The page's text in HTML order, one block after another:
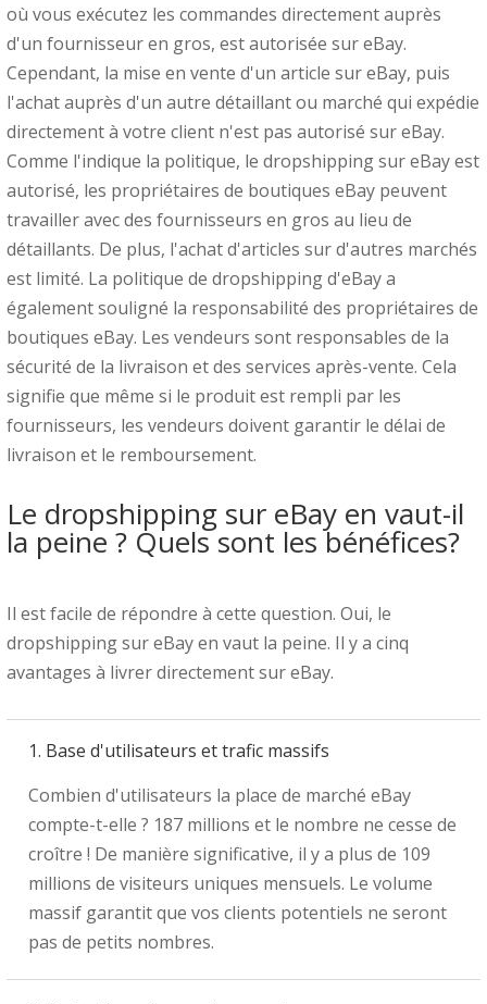
où vous exécutez les commandes directement auprès
d'un fournisseur en gros, est autorisée sur eBay.
Cependant, la mise en vente d'un article sur eBay, puis
l'achat auprès d'un autre détaillant ou marché qui expédie
directement à votre client n'est pas autorisé sur eBay.
Comme l'indique la politique, le dropshipping sur eBay est
autorisé, les propriétaires de boutiques eBay peuvent
travailler avec des fournisseurs en gros au lieu de
détaillants. De plus, l'achat d'articles sur d'autres marchés
est limité. La politique de dropshipping d'eBay a
également souligné la responsabilité des propriétaires de
boutiques eBay. Les vendeurs sont responsables de la
sécurité de la livraison et des services après-vente. Cela
signifie que même si le produit est rempli par les
fournisseurs, les vendeurs doivent garantir le délai de
livraison et le remboursement.
Le dropshipping sur eBay en vaut-il
la peine ? Quels sont les bénéfices?
Il est facile de répondre à cette question. Oui, le
dropshipping sur eBay en vaut la peine. Il y a cinq
avantages à livrer directement sur eBay.
1. Base d'utilisateurs et trafic massifs
Combien d'utilisateurs la place de marché eBay
compte-t-elle ? 187 millions et le nombre ne cesse de
croître ! De manière significative, il y a plus de 109
millions de visiteurs uniques mensuels. Le volume
massif garantit que vos clients potentiels ne seront
pas de petits nombres.